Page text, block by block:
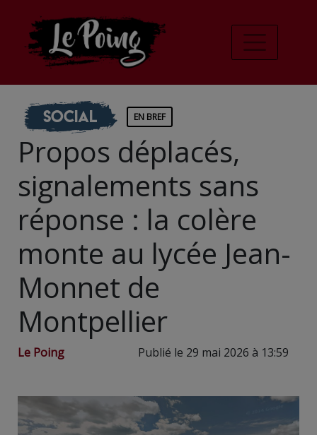
Social EN BREF
Propos déplacés,
signalements sans
réponse : la colère
monte au lycée Jean-
Monnet de
Montpellier
Le Poing Publié le 29 mai 2026 à 13:59